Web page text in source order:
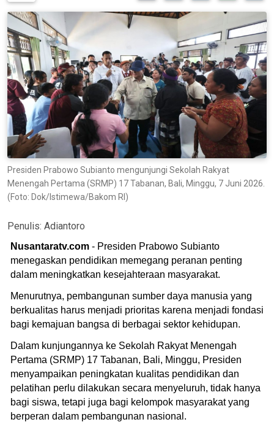
Presiden Prabowo Subianto mengunjungi Sekolah Rakyat
Menengah Pertama (SRMP) 17 Tabanan, Bali, Minggu, 7 Juni 2026.
(Foto: Dok/Istimewa/Bakom RI)
Penulis: Adiantoro
Nusantaratv.com - Presiden Prabowo Subianto
menegaskan pendidikan memegang peranan penting
dalam meningkatkan kesejahteraan masyarakat.
Menurutnya, pembangunan sumber daya manusia yang
berkualitas harus menjadi prioritas karena menjadi fondasi
bagi kemajuan bangsa di berbagai sektor kehidupan.
Dalam kunjungannya ke Sekolah Rakyat Menengah
Pertama (SRMP) 17 Tabanan, Bali, Minggu, Presiden
menyampaikan peningkatan kualitas pendidikan dan
pelatihan perlu dilakukan secara menyeluruh, tidak hanya
bagi siswa, tetapi juga bagi kelompok masyarakat yang
berperan dalam pembangunan nasional.